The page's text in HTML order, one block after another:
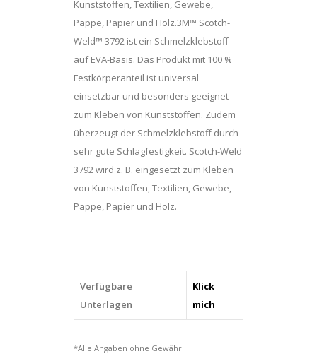
Kunststoffen, Textilien, Gewebe,
Pappe, Papier und Holz.3M™ Scotch-
Weld™ 3792 ist ein Schmelzklebstoff
auf EVA-Basis. Das Produkt mit 100 %
Festkörperanteil ist universal
einsetzbar und besonders geeignet
zum Kleben von Kunststoffen. Zudem
überzeugt der Schmelzklebstoff durch
sehr gute Schlagfestigkeit. Scotch-Weld
3792 wird z. B. eingesetzt zum Kleben
von Kunststoffen, Textilien, Gewebe,
Pappe, Papier und Holz.
Verfügbare
Unterlagen
Klick
mich
*Alle Angaben ohne Gewähr.